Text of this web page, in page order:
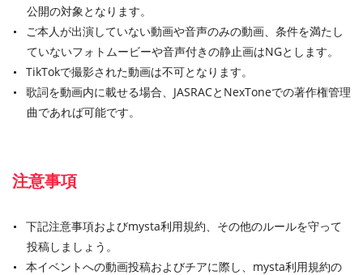
公開の対象となります。
ご本人が出演していない動画や音声のみの動画、条件を満たし
ていないフォトムービーや音声付きの静止画はNGとします。
TikTokで撮影された動画は不可となります。
歌詞を動画内に載せる場合、JASRACとNexToneでの著作権管理
曲であれば可能です。
注意事項
下記注意事項およびmysta利用規約、その他のルールを守って
投稿しましょう。
本イベントへの動画投稿およびチアに際し、mysta利用規約の